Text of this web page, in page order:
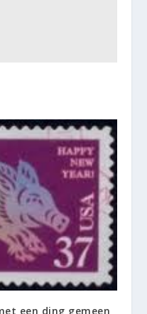
een ding gemeen